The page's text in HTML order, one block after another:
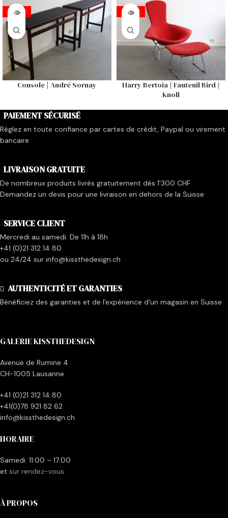
VENDU
Console | André Sornay
VENDU
Harry Bertoia | Fauteuil Bird |
Knoll
PAIEMENT SÉCURISÉ
Réglez en toute confiance par cartes de crédit, Paypal ou virement
bancaire
LIVRAISON GRATUITE
De nombreux produits livrés gratuitement dès 1'300 CHF
Demandez un devis pour une livraison en dehors de la Suisse
SERVICE CLIENT
Mercredi au samedi. De 11h à 18h
+41 (0)21 312 14 80
ou 24/24 sur info@kissthedesign.ch
AUTHENTICITÉ ET GARANTIES
Bénéficiez des garanties et de l'expérience d'un magasin en Suisse
GALERIE KISSTHEDESIGN
Avenue de Rumine 4
CH-1005 Lausanne
+41 (0)21 312 14 80
+41(0)78 921 82 62
info@kissthedesign.ch
HORAIRE
Samedi: 11:00 – 17:00
et sur rendez-vous
À PROPOS